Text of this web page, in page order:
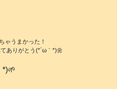
ゃうまかった！
ありがとう(*´ω｀*)🌼